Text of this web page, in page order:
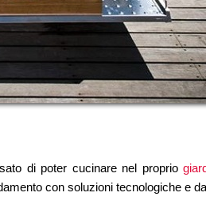
di poter cucinare nel proprio
con soluzioni tecnologiche e